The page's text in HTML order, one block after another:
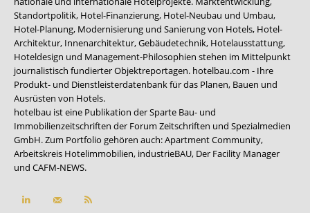
Standortpolitik, Hotel-Finanzierung, Hotel-Neubau und Umbau,
Hotel-Planung, Modernisierung und Sanierung von Hotels, Hotel-
Architektur, Innenarchitektur, Gebäudetechnik, Hotelausstattung,
Hoteldesign und Management-Philosophien stehen im Mittelpunkt
journalistisch fundierter Objektreportagen. hotelbau.com - Ihre
Produkt- und Dienstleisterdatenbank für das Planen, Bauen und
Ausrüsten von Hotels.
hotelbau ist eine Publikation der Sparte Bau- und
Immobilienzeitschriften der Forum Zeitschriften und Spezialmedien
GmbH. Zum Portfolio gehören auch:Apartment Community,
Arbeitskreis Hotelimmobilien, industrieBAU, Der Facility Manager
und CAFM-NEWS.